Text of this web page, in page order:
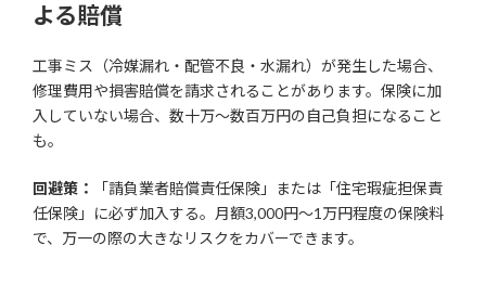
よる賠償
工事ミス（冷媒漏れ・配管不良・水漏れ）が発生した場合、
修理費用や損害賠償を請求されることがあります。保険に加
入していない場合、数十万〜数百万円の自己負担になること
も。
回避策：
「請負業者賠償責任保険」または「住宅瑕疵担保責
任保険」に必ず加入する。月額3,000円〜1万円程度の保険料
で、万一の際の大きなリスクをカバーできます。